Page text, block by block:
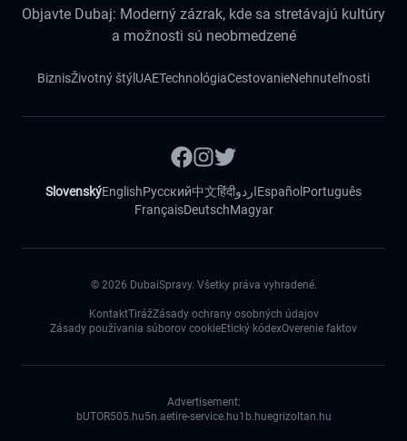
Objavte Dubaj: Moderný zázrak, kde sa stretávajú kultúry
a možnosti sú neobmedzené
BiznisŽivotný štýl UAETechnológiaCestovanieNehnuteľnosti
SlovenskýEnglishРусский中文हिंदीاردوEspañol Português
FrançaisDeutschMagyar
© 2026 DubaiSpravy. Všetky práva vyhradené.
KontaktTirážZásady ochrany osobných údajov
Zásady používania súborov cookieEtický kódexOverenie faktov
Advertisement:
bUTOR505.hu5n.aetire-service.hu1b.huegrizoltan.hu